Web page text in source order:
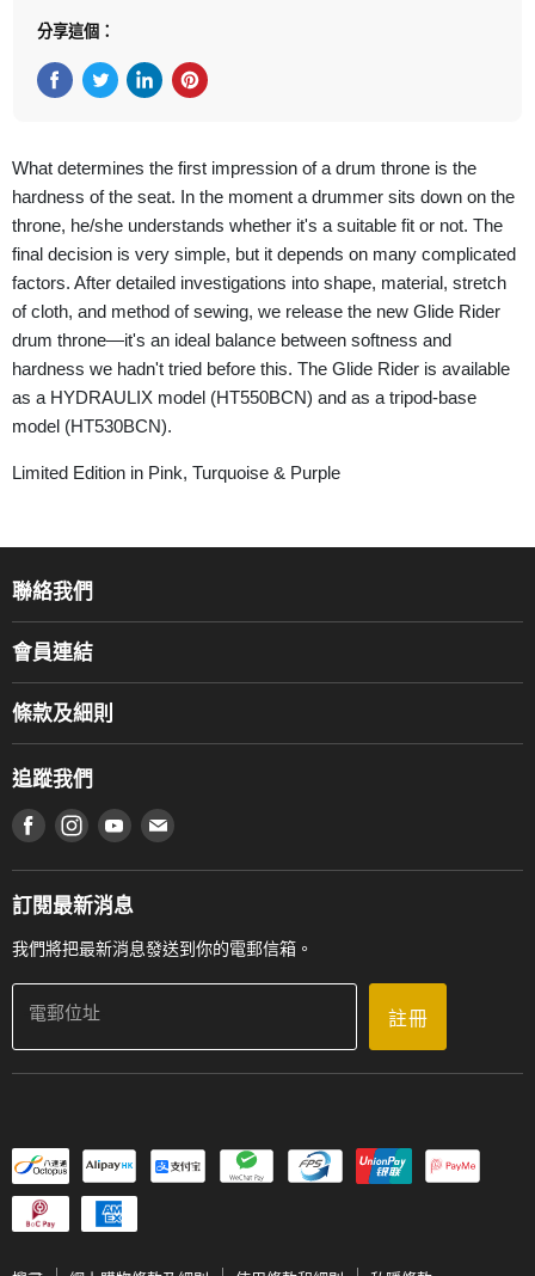
分享這個：
What determines the first impression of a drum throne is the
hardness of the seat. In the moment a drummer sits down on the
throne, he/she understands whether it's a suitable fit or not. The
final decision is very simple, but it depends on many complicated
factors. After detailed investigations into shape, material, stretch
of cloth, and method of sewing, we release the new Glide Rider
drum throne—it's an ideal balance between softness and
hardness we hadn't tried before this. The Glide Rider is available
as a HYDRAULIX model (HT550BCN) and as a tripod-base
model (HT530BCN).
Limited Edition in Pink, Turquoise & Purple
聯絡我們
服務部
通利工程
登記保養
產品序號查詢
聯絡我們
會員連結
香港管弦樂導師協會
條款及細則
使用條款及細則
私隱條款
門市購買產品及服務
追蹤我們
在 Facebook 上找到我們
在 Instagram 上找到我們
在 Youtube 上找到我們
在 電子郵件 上找到我們
訂閱最新消息
我們將把最新消息發送到你的電郵信箱。
電郵位址 註冊